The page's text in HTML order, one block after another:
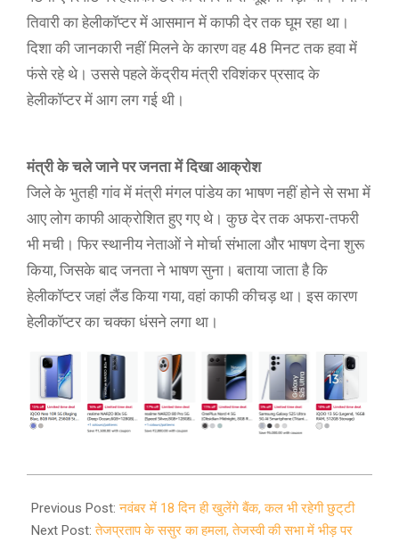
तिवारी का हेलीकॉप्टर में आसमान में काफी देर तक घूम रहा था।
दिशा की जानकारी नहीं मिलने के कारण वह 48 मिनट तक हवा में
फंसे रहे थे। उससे पहले केंद्रीय मंत्री रविशंकर प्रसाद के
हेलीकॉप्टर में आग लग गई थी।
मंत्री के चले जाने पर जनता में दिखा आक्रोश
जिले के भुतही गांव में मंत्री मंगल पांडेय का भाषण नहीं होने से सभा में
आए लोग काफी आक्रोशित हुए गए थे। कुछ देर तक अफरा-तफरी
भी मची। फिर स्थानीय नेताओं ने मोर्चा संभाला और भाषण देना शुरू
किया, जिसके बाद जनता ने भाषण सुना। बताया जाता है कि
हेलीकॉप्टर जहां लैंड किया गया, वहां काफी कीचड़ था। इस कारण
हेलीकॉप्टर का चक्का धंसने लगा था।
11-
02
Previous Post:नवंबर में 18 दिन ही खुलेंगे बैंक, कल भी रहेगी छुट्‌टी
Next Post:तेजप्रताप के ससुर का हमला, तेजस्वी की सभा में भीड़ पर